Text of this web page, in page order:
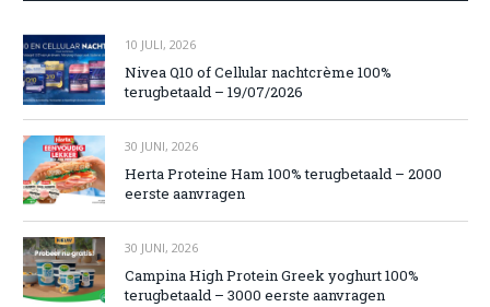
10 JULI, 2026
Nivea Q10 of Cellular nachtcrème 100%
terugbetaald – 19/07/2026
30 JUNI, 2026
Herta Proteine Ham 100% terugbetaald – 2000
eerste aanvragen
30 JUNI, 2026
Campina High Protein Greek yoghurt 100%
terugbetaald – 3000 eerste aanvragen